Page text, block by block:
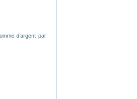
d’argent par